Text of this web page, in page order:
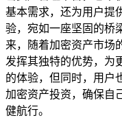
基本需求，还为用户提
验，宛如一座坚固的桥
来，随着加密资产市场
发挥其独特的优势，为
的体验，但同时，用户
加密资产投资，确保自
健航行。